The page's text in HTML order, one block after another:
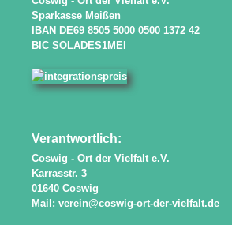
Sparkasse Meißen
IBAN DE69 8505 5000 0500 1372 42
BIC SOLADES1MEI
Verantwortlich:
Coswig - Ort der Vielfalt e.V.
Karrasstr. 3
01640 Coswig
Mail: verein@coswig-ort-der-vielfalt.de